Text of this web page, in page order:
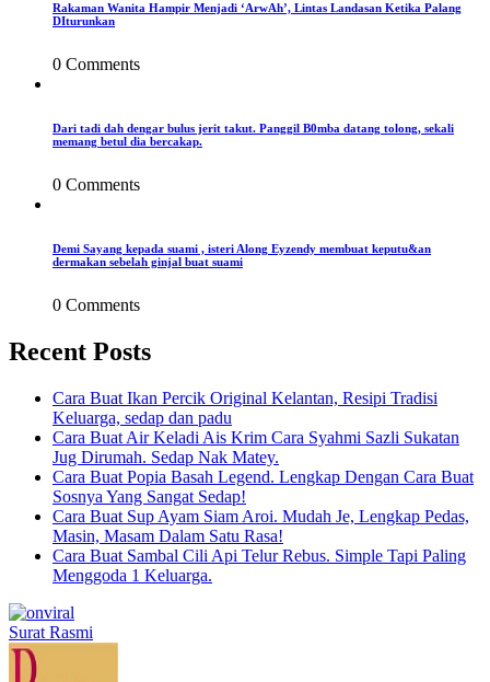
Rakaman Wanita Hampir Menjadi ‘ArwAh’, Lintas Landasan Ketika Palang
DIturunkan
0 Comments
Dari tadi dah dengar bulus jerit takut. Panggil B0mba datang tolong, sekali
memang betul dia bercakap.
0 Comments
Demi Sayang kepada suami , isteri Along Eyzendy membuat keputu&an
dermakan sebelah ginjal buat suami
0 Comments
Recent Posts
Cara Buat Ikan Percik Original Kelantan, Resipi Tradisi
Keluarga, sedap dan padu
Cara Buat Air Keladi Ais Krim Cara Syahmi Sazli Sukatan
Jug Dirumah. Sedap Nak Matey.
Cara Buat Popia Basah Legend. Lengkap Dengan Cara Buat
Sosnya Yang Sangat Sedap!
Cara Buat Sup Ayam Siam Aroi. Mudah Je, Lengkap Pedas,
Masin, Masam Dalam Satu Rasa!
Cara Buat Sambal Cili Api Telur Rebus. Simple Tapi Paling
Menggoda 1 Keluarga.
Surat Rasmi